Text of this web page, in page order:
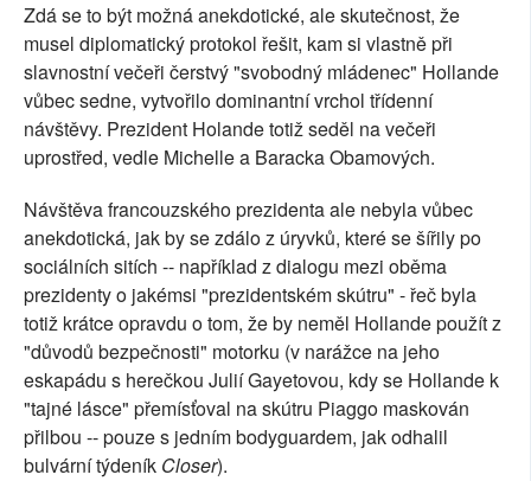
Zdá se to být možná anekdotické, ale skutečnost, že
musel diplomatický protokol řešit, kam si vlastně při
slavnostní večeři čerstvý "svobodný mládenec" Hollande
vůbec sedne, vytvořilo dominantní vrchol třídenní
návštěvy. Prezident Holande totiž seděl na večeři
uprostřed, vedle Michelle a Baracka Obamových.
Návštěva francouzského prezidenta ale nebyla vůbec
anekdotická, jak by se zdálo z úryvků, které se šířily po
sociálních sitích -- například z dialogu mezi oběma
prezidenty o jakémsi "prezidentském skútru" - řeč byla
totiž krátce opravdu o tom, že by neměl Hollande použít z
"důvodů bezpečnosti" motorku (v narážce na jeho
eskapádu s herečkou Julií Gayetovou, kdy se Hollande k
"tajné lásce" přemísťoval na skútru Piaggo maskován
přilbou -- pouze s jedním bodyguardem, jak odhalil
bulvární týdeník Closer).